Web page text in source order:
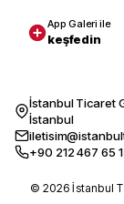
App Galeri ile
keşfedin
İstanbul Ticaret
İstanbul
+90 212 467 65
© 2026 İstanbul